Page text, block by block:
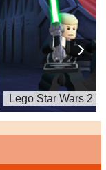
Lego Star Wars 2